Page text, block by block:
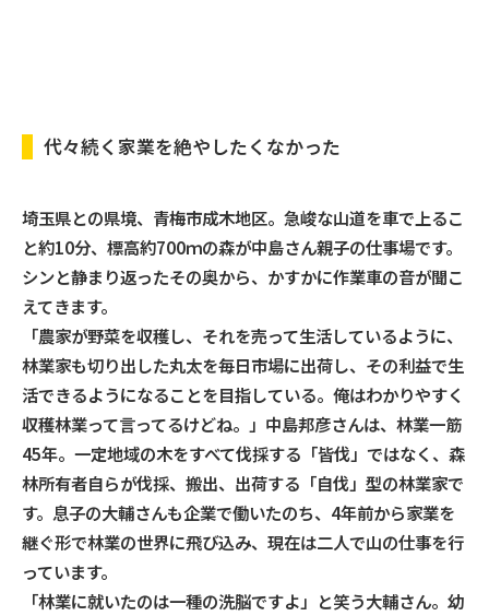
代々続く家業を絶やしたくなかった
埼玉県との県境、青梅市成木地区。急峻な山道を車で上るこ
と約10分、標高約700ｍの森が中島さん親子の仕事場です。
シンと静まり返ったその奥から、かすかに作業車の音が聞こ
えてきます。
「農家が野菜を収穫し、それを売って生活しているように、
林業家も切り出した丸太を毎日市場に出荷し、その利益で生
活できるようになることを目指している。俺はわかりやすく
収穫林業って言ってるけどね。」中島邦彦さんは、林業一筋
45年。一定地域の木をすべて伐採する「皆伐」ではなく、森
林所有者自らが伐採、搬出、出荷する「自伐」型の林業家で
す。息子の大輔さんも企業で働いたのち、4年前から家業を
継ぐ形で林業の世界に飛び込み、現在は二人で山の仕事を行
っています。
「林業に就いたのは一種の洗脳ですよ」と笑う大輔さん。幼